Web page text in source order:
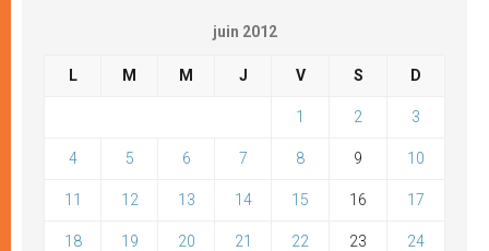
juin 2012
L M M J V S D
1 2 3
4 5 6 7 8 9 10
11 12 13 14 15 16 17
18 19 20 21 22 23 24